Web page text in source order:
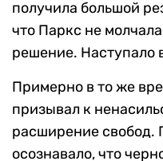
получила большой
что Паркс не
решение. Наступало
Примерно в то же
призывал к
расширение свобод.
осознавало, что